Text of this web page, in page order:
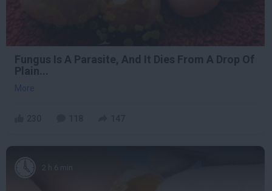
Fungus Is A Parasite, And It Dies From A Drop Of
Plain...
More
2 h 6 min